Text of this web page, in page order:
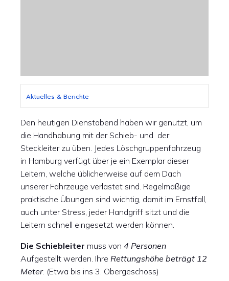
Aktuelles & Berichte
Den heutigen Dienstabend haben wir genutzt, um
die Handhabung mit der Schieb- und der
Steckleiter zu üben. Jedes Löschgruppenfahrzeug
in Hamburg verfügt über je ein Exemplar dieser
Leitern, welche üblicherweise auf dem Dach
unserer Fahrzeuge verlastet sind. Regelmäßige
praktische Übungen sind wichtig, damit im Ernstfall,
auch unter Stress, jeder Handgriff sitzt und die
Leitern schnell eingesetzt werden können.
Die Schiebleiter muss von 4 Personen
Aufgestellt werden. Ihre Rettungshöhe beträgt 12
Meter. (Etwa bis ins 3. Obergeschoss)